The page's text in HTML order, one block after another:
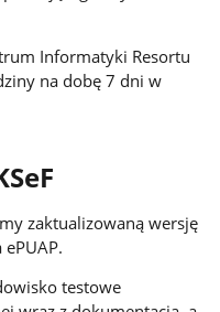
Informatyki Resortu
na dobę 7 dni w
zaktualizowaną wersję
testowe